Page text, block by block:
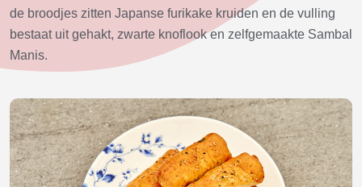
de broodjes zitten Japanse furikake kruiden en de vulling
bestaat uit gehakt, zwarte knoflook en zelfgemaakte Sambal
Manis.